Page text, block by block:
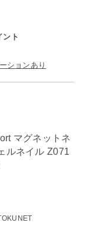
ント
ションあり